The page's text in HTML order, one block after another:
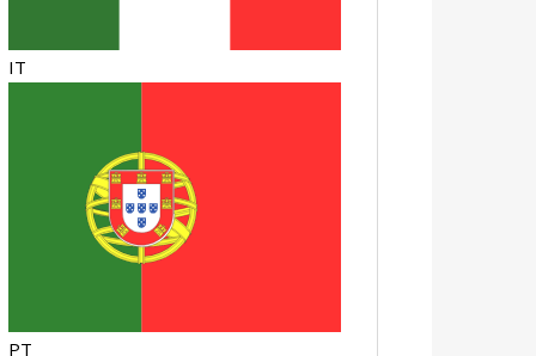
IT
PT